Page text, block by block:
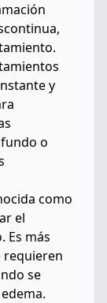
y
o
como
el
Es más
requieren
se